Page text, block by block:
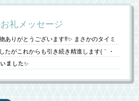
礼メッセージ
ありがとうございます‼️✨ まさかのタイミ
たがこれからも引き続き精進します(｀・
ました✨